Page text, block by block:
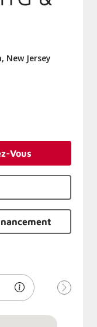
New Jersey
Vous
Suivant